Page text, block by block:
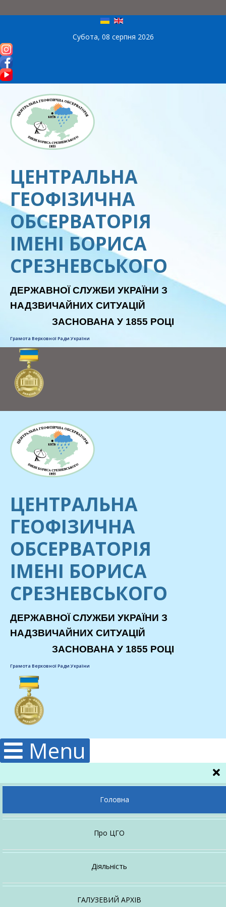
Субота, 08 серпня 2026
ЦЕНТРАЛЬНА
ГЕОФІЗИЧНА
ОБСЕРВАТОРІЯ
ІМЕНІ БОРИСА
СРЕЗНЕВСЬКОГО
ДЕРЖАВНОЇ СЛУЖБИ УКРАЇНИ З
НАДЗВИЧАЙНИХ СИТУАЦІЙ
ЗАСНОВАНА У 1855 РОЦІ
Грамота Верховної Ради України
ЦЕНТРАЛЬНА
ГЕОФІЗИЧНА
ОБСЕРВАТОРІЯ
ІМЕНІ БОРИСА
СРЕЗНЕВСЬКОГО
ДЕРЖАВНОЇ СЛУЖБИ УКРАЇНИ З
НАДЗВИЧАЙНИХ СИТУАЦІЙ
ЗАСНОВАНА У 1855 РОЦІ
Грамота Верховної Ради України
Menu
Головна
Про ЦГО
Керівництво
Структура
Діяльність
Гідрологічна
ГАЛУЗЕВИЙ АРХІВ